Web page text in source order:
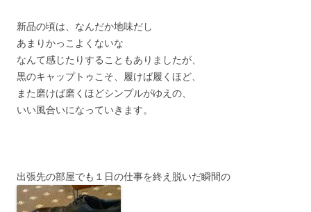
新品の頃は、なんだか地味だし
あまりかっこよくないな
なんて感じたりすることもありましたが、
黒のキャップトゥこそ、履けば履くほど、
また磨けば磨くほどシンプルがゆえの、
いい風合いになっていきます。
出張先の部屋でも１日の仕事を終え脱いだ瞬間の